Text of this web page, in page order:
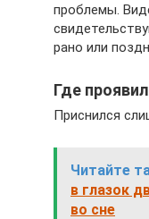
проблемы.
рано или
Где
Приснился
Читайте
в глазок
во сне